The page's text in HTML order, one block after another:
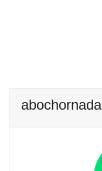
abochornada